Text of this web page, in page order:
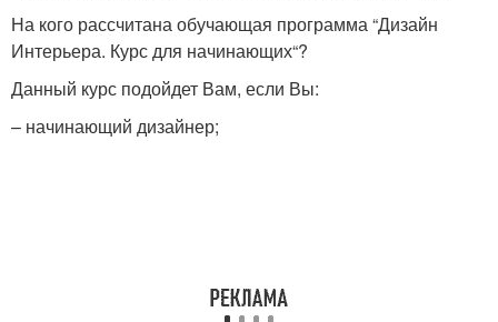
На кого рассчитана обучающая программа “Дизайн
Интерьера. Курс для начинающих“?
Данный курс подойдет Вам, если Вы:
– начинающий дизайнер;